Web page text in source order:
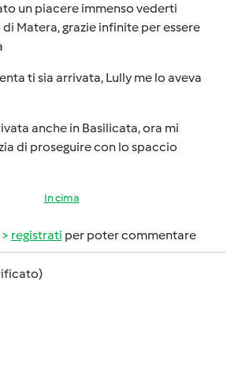
un piacere immenso vederti
Matera, grazie infinite per essere
ti sia arrivata, Lully me lo aveva
anche in Basilicata, ora mi
di proseguire con lo spaccio
In cima
registrati per poter commentare